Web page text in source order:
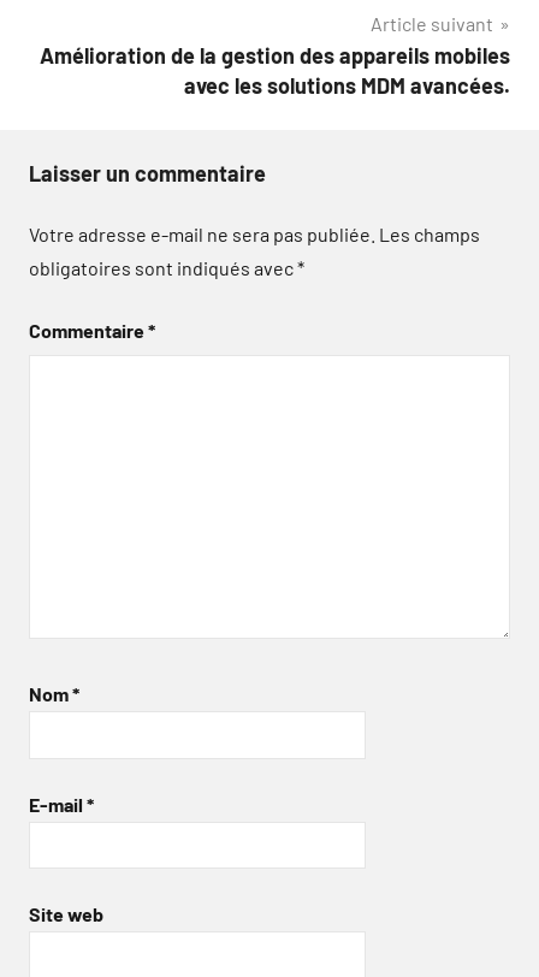
Article suivant
Amélioration de la gestion des appareils mobiles
avec les solutions MDM avancées.
Laisser un commentaire
Votre adresse e-mail ne sera pas publiée. Les champs
obligatoires sont indiqués avec*
Commentaire*
Nom*
E-mail *
Site web